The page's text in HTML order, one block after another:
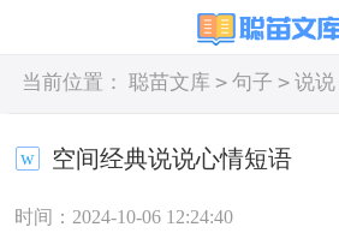
当前位置： 聪苗文库 > 句子 > 说说
空间经典说说心情短语
时间：2024-10-06 12:24:40